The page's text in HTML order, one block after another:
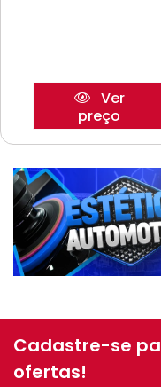
Ver
preço
Cadastre-se
ofertas!